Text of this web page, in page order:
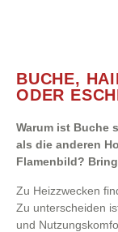
BUCHE,
ODER
Warum ist Buche
als die anderen
Flamenbild?
Zu Heizzwecken
Zu unterscheiden
und